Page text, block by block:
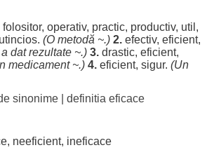
folositor, operativ, practic, productiv, util ,
. (O metodă ~.) 2. efectiv, eficient,
dat rezultate~.) 3. drastic, eficient,
medicament~.) 4. eficient, sigur. (Un
sinonime| definitia eficace
, neeficient, ineficace